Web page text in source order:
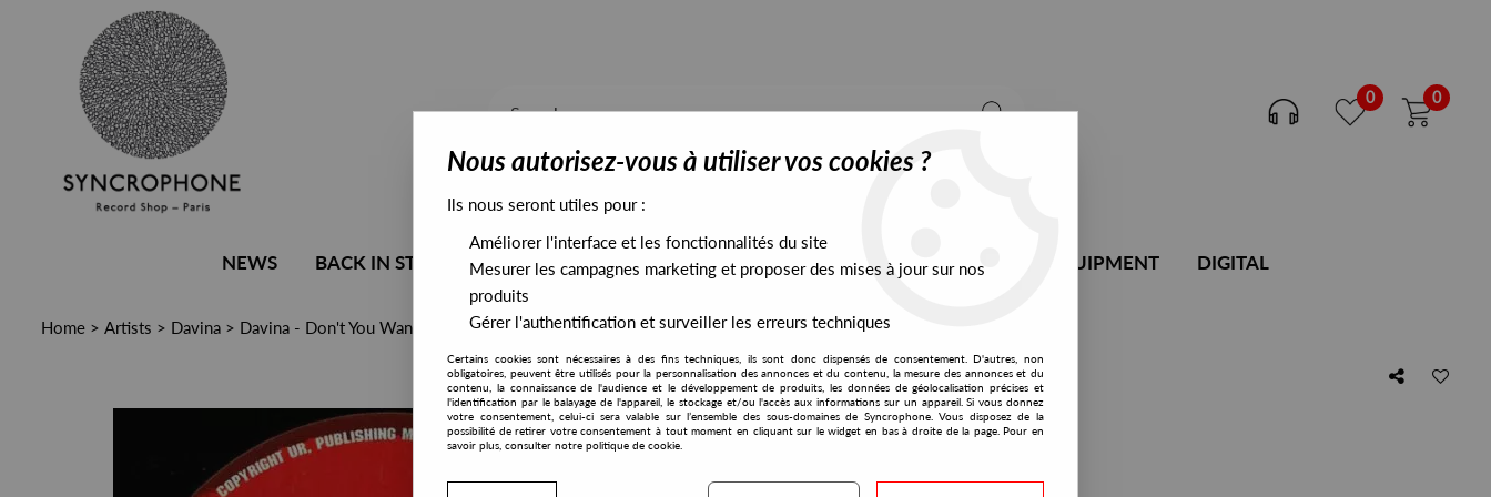
0 0
NEWS BACK IN STOCK ALL STOCK EXCLUSIVES PRESALES EXCLUSIVES DJ EQUIPMENT DIGITAL
Home > Artists > Davina > Davina ‎- Don't You Want It
Underground Resistance
Davina ‎
Don't You Want It
18,00 €incl. taxes
Nous autorisez-vous à utiliser vos cookies ?
Ils nous seront utiles pour :
Améliorer l'interface et les fonctionnalités du site
Mesurer les campagnes marketing et proposer des mises à jour sur nos
produits
Gérer l'authentification et surveiller les erreurs techniques
Certains cookies sont nécessaires à des fins techniques, ils sont donc dispensés de consentement. D'autres, non
obligatoires, peuvent être utilisés pour la personnalisation des annonces et du contenu, la mesure des annonces et du
contenu, la connaissance de l'audience et le développement de produits, les données de géolocalisation précises et
l'identification par le balayage de l'appareil, le stockage et/ou l'accès aux informations sur un appareil. Si vous donnez
votre consentement, celui-ci sera valable sur l’ensemble des sous-domaines de Syncrophone. Vous disposez de la
possibilité de retirer votre consentement à tout moment en cliquant sur le widget en bas à droite de la page. Pour en
savoir plus, consulter notre politique de cookie.